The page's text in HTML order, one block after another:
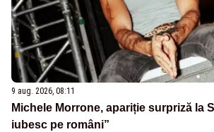
9 aug. 2026, 08:11
Michele Morrone, apariție surpriză la
iubesc pe români”